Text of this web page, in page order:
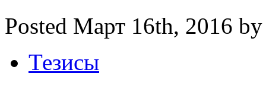
Posted Март 16th, 2016
Тезисы